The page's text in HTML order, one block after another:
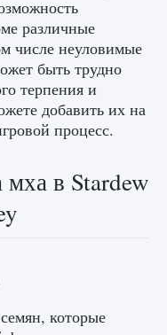
0 0
различные
числе неуловимые
быть трудно
терпения и
добавить их на
процесс.
мха в Stardew
которые